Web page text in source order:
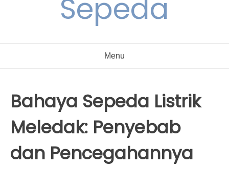
Sepeda
Menu
Bahaya Sepeda Listrik
Meledak: Penyebab
dan Pencegahannya